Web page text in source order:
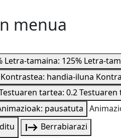
menua
Letra-tamaina: 125% Letra-
Kontrastea: handia-iluna
tartea: 0.2Testuaren
pausatuta
Berrabiarazi